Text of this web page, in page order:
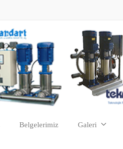
Belgelerimiz Galeri